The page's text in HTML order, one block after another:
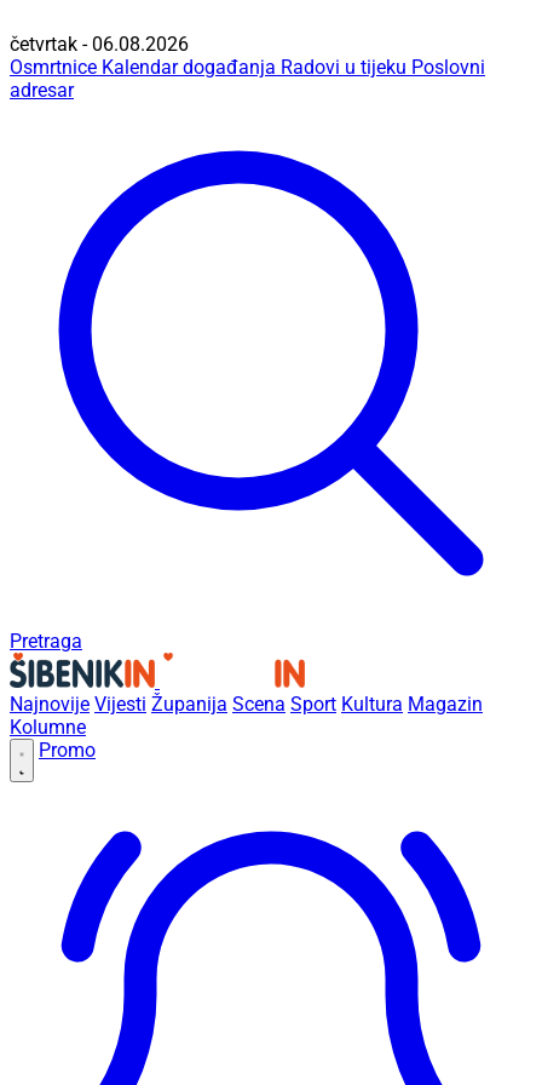
četvrtak - 06.08.2026
Osmrtnice Kalendar događanja Radovi u tijeku Poslovni
adresar
Pretraga
Najnovije Vijesti Županija Scena Sport Kultura Magazin
Kolumne
Promo